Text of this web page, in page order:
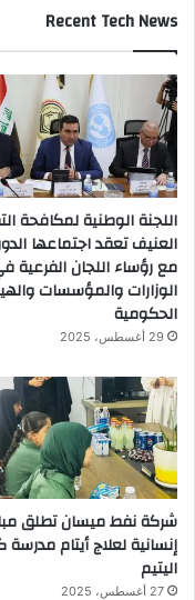
Recent Tech News
اللجنة الوطنية لمكافحة
العنيف تعقد اجتماعها
مع رؤساء اللجان الفرعية
الوزارات والمؤسسات
الحكومية
29 أغسطس، 2025
شركة نفط ميسان تطلق
إنسانية لعلاج أيتام
اليتيم
27 أغسطس، 2025